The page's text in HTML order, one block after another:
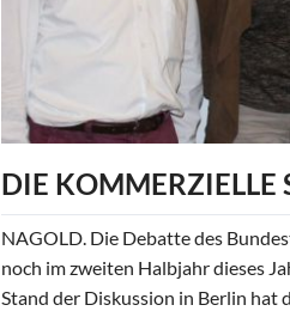
DIE KOMMERZIELLE
NAGOLD. Die Debatte des
noch im zweiten Halbjahr dieses
Stand der Diskussion in Berlin hat